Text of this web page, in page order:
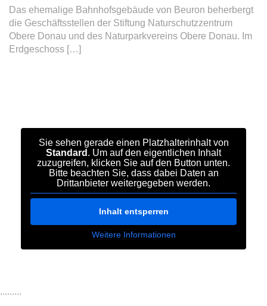
Das ehemalige Bahnhofsgebäude von Beuron beherbergt
die Geschäftsstellen der Stiftung Naturschutzzentrum
Obere Donau und des Naturparkvereins Obere Donau. Im
Erdgeschoss […]
Sie sehen gerade einen Platzhalterinhalt von
Standard . Um auf den eigentlichen Inhalt
zuzugreifen, klicken Sie auf den Button unten.
Bitte beachten Sie, dass dabei Daten an
Drittanbieter weitergegeben werden.
Inhalt entsperren
Weitere Informationen
.........